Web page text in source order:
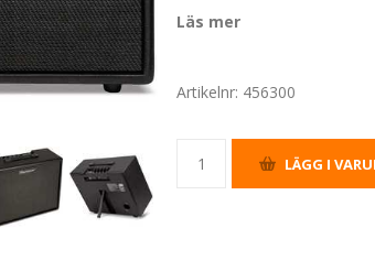
Läs mer
Artikelnr: 456300